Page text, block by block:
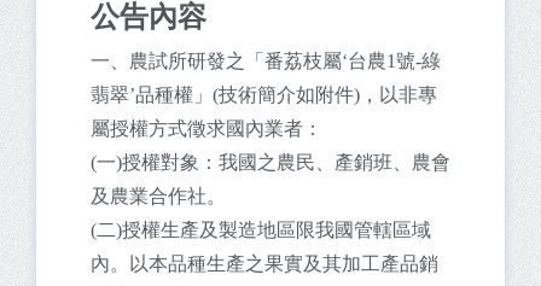
公告內容
一、農試所研發之「番荔枝屬‘台農1號-綠
翡翠’品種權」(技術簡介如附件)，以非專
屬授權方式徵求國內業者：
(一)授權對象：我國之農民、產銷班、農會
及農業合作社。
(二)授權生產及製造地區限我國管轄區域
內。以本品種生產之果實及其加工產品銷